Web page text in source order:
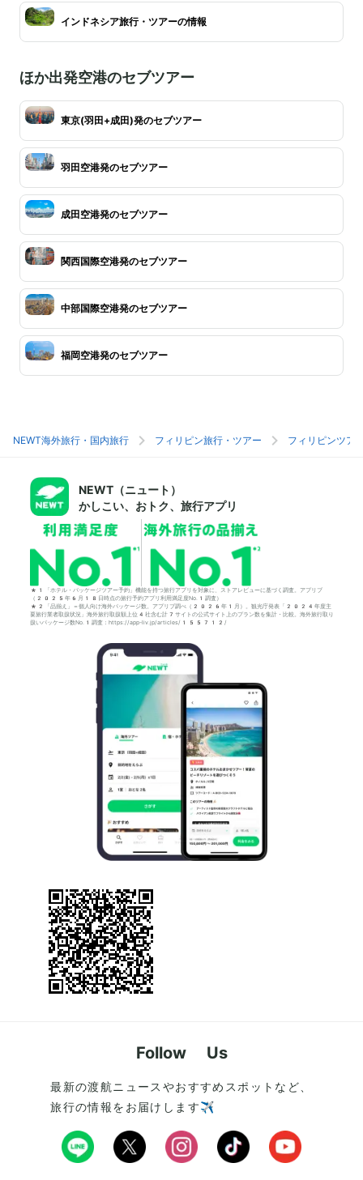
インドネシア旅行・ツアーの情報
ほか出発空港のセブツアー
東京(羽田+成田)発のセブツアー
羽田空港発のセブツアー
成田空港発のセブツアー
関西国際空港発のセブツアー
中部国際空港発のセブツアー
福岡空港発のセブツアー
NEWT海外旅行・国内旅行 フィリピン旅行・ツアー フィリピンツア
NEWT（ニュート）
かしこい、おトク、旅行アプリ
*1「ホテル・パッケージツアー予約」機能を持つ旅行アプリを対象に、ストアレビューに基づく調査。アプリブ
（2025年6月18日時点の旅行予約アプリ利用満足度No.1調査）
*2「品揃え」＝個人向け海外パッケージ数。アプリブ調べ（2026年1月）。観光庁発表「2024年度主
要旅行業者取扱状況」海外旅行取扱額上位4社含む計7サイトの公式サイト上のプラン数を集計・比較。海外旅行取り
扱いパッケージ数No.1調査：https://app-liv.jp/articles/155712/
Follow Us
最新の渡航ニュースやおすすめスポットなど、
旅行の情報をお届けします✈️